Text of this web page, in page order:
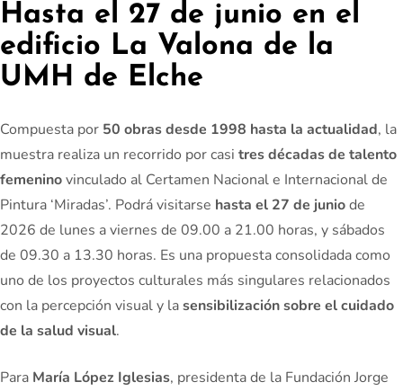
Hasta el 27 de junio en el
edificio La Valona de la
UMH de Elche
Compuesta por 50 obras desde 1998 hasta la actualidad, la
muestra realiza un recorrido por casi tres décadas de talento
femeninovinculado al Certamen Nacional e Internacional de
Pintura ‘Miradas’. Podrá visitarse hasta el 27 de juniode
2026 de lunes a viernes de 09.00 a 21.00 horas, y sábados
de 09.30 a 13.30 horas. Es una propuesta consolidada como
uno de los proyectos culturales más singulares relacionados
con la percepción visual y lasensibilización sobre el cuidado
de la salud visual.
Para María López Iglesias, presidenta de la Fundación Jorge